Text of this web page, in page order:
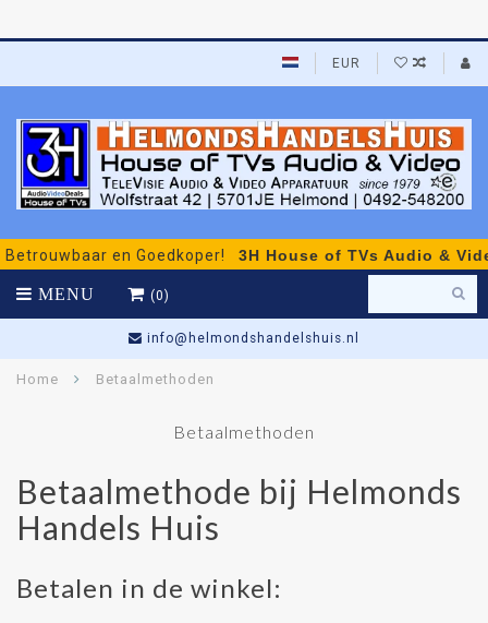
EUR
en Goedkoper!3H House of TVs Audio & Video-
MENU (0)
info@helmondshandelshuis.nl
Home Betaalmethoden
Betaalmethoden
Betaalmethode bij Helmonds
Handels Huis
Betalen in de winkel: